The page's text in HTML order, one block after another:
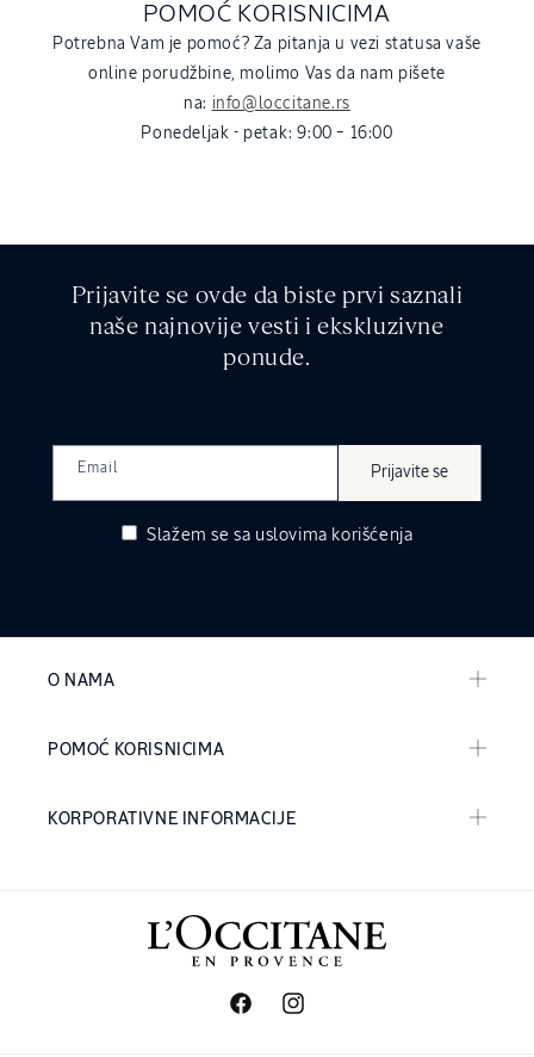
POMOĆ KORISNICIMA
Potrebna Vam je pomoć? Za pitanja u vezi statusa vaše
online porudžbine, molimo Vas da nam pišete
na: info@loccitane.rs
Ponedeljak - petak: 9:00 – 16:00
Prijavite se ovde da biste prvi saznali
naše najnovije vesti i ekskluzivne
ponude.
Email Prijavite se
Slažem se sa uslovima korišćenja
O NAMA
POMOĆ KORISNICIMA
KORPORATIVNE INFORMACIJE
FacebookInstagram